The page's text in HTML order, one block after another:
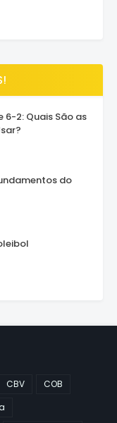
6-2: Quais São as
do
CBV
COB